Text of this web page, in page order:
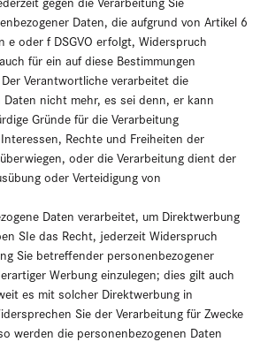
Daten, die aufgrund von Artikel 6
e oder f DSGVO erfolgt, Widerspruch
für ein auf diese Bestimmungen
Verantwortliche verarbeitet die
Daten nicht mehr, es sei denn, er kann
Gründe für die Verarbeitung
Rechte und Freiheiten der
oder die Verarbeitung dient der
oder Verteidigung von
Daten verarbeitet, um Direktwerbung
SIe das Recht, jederzeit Widerspruch
Sie betreffender personenbezogener
Werbung einzulegen; dies gilt auch
es mit solcher Direktwerbung in
Sie der Verarbeitung für Zwecke
werden die personenbezogenen Daten